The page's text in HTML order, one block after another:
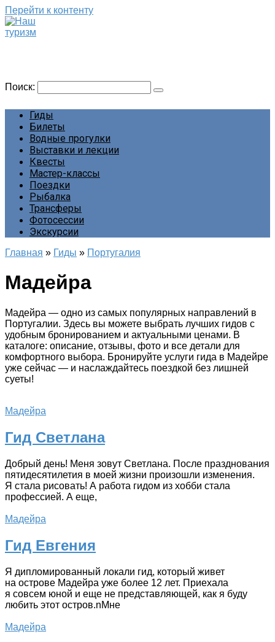
Перейти к контенту
Поиск:
Гиды
Билеты
Водные прогулки
Выставки и лекции
Квесты
Мастер-классы
Поездки
Рыбалка
Трансферы
Фотосессии
Экскурсии
Главная » Гиды » Португалия
Мадейра
Мадейра — одно из самых популярных направлений в
Португалии. Здесь вы можете выбрать лучших гидов с
удобным бронированием и актуальными ценами. В
каталоге: описание, отзывы, фото и все детали для
комфортного выбора. Бронируйте услуги гида в Мадейре
уже сейчас — и наслаждайтесь поездкой без лишней
суеты!
Мадейра
Гид Светлана
Добрый день! Меня зовут Светлана. После празднования
пятидесятилетия в моей жизни произошли изменения.
Я стала рисовать! А работа гидом из хобби стала
профессией. А еще,
Мадейра
Гид Евгения
Я дипломированный локали гид, который живет
на острове Мадейра уже более 12 лет. Приехала
я совсем юной и еще не представляющей, как я буду
любить этот остров.nМне
Мадейра